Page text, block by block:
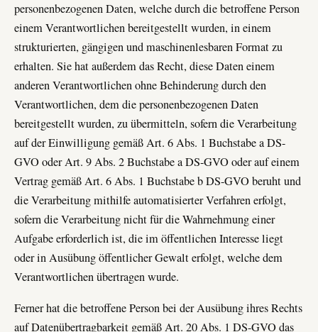
personenbezogenen Daten, welche durch die betroffene Person
einem Verantwortlichen bereitgestellt wurden, in einem
strukturierten, gängigen und maschinenlesbaren Format zu
erhalten. Sie hat außerdem das Recht, diese Daten einem
anderen Verantwortlichen ohne Behinderung durch den
Verantwortlichen, dem die personenbezogenen Daten
bereitgestellt wurden, zu übermitteln, sofern die Verarbeitung
auf der Einwilligung gemäß Art. 6 Abs. 1 Buchstabe a DS-
GVO oder Art. 9 Abs. 2 Buchstabe a DS-GVO oder auf einem
Vertrag gemäß Art. 6 Abs. 1 Buchstabe b DS-GVO beruht und
die Verarbeitung mithilfe automatisierter Verfahren erfolgt,
sofern die Verarbeitung nicht für die Wahrnehmung einer
Aufgabe erforderlich ist, die im öffentlichen Interesse liegt
oder in Ausübung öffentlicher Gewalt erfolgt, welche dem
Verantwortlichen übertragen wurde.
Ferner hat die betroffene Person bei der Ausübung ihres Rechts
auf Datenübertragbarkeit gemäß Art. 20 Abs. 1 DS-GVO das